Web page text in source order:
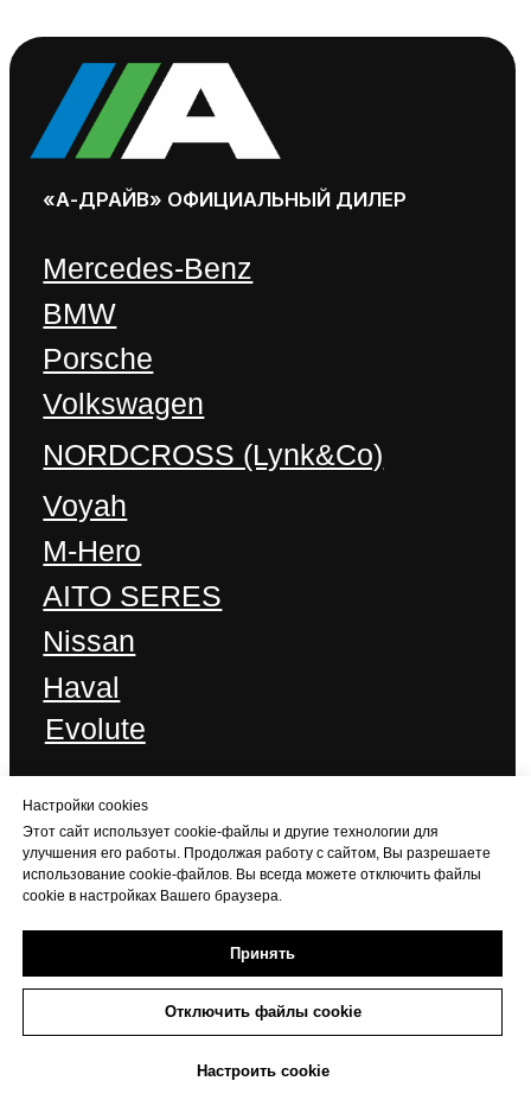
+7 (473) 233-06-06
Настройки cookies
Этот сайт использует cookie-файлы и другие технологии для
улучшения его работы. Продолжая работу с сайтом, Вы разрешаете
использование cookie-файлов. Вы всегда можете отключить файлы
cookie в настройках Вашего браузера.
Принять
Отключить файлы cookie
Настроить cookie